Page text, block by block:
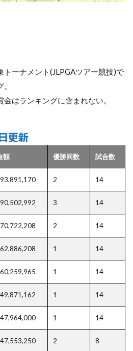
トーナメント(JLPGAツアー競技)で
はランキングに含まれない。
更新
額 優勝回数 試合数
2 14
3 14
2 14
1 14
1 14
1 14
1 14
2 8